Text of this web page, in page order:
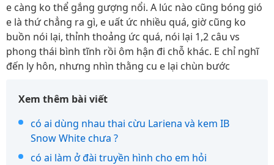
e càng ko thể gắng gượng nổi. A lúc nào cũng bóng gió
e là thứ chẳng ra gì, e uất ức nhiều quá, giờ cũng ko
buồn nói lại, thỉnh thoảng ức quá, nói lại 1,2 câu vs
phong thái bình tĩnh rồi ôm hận đi chỗ khác. E chỉ nghĩ
đến ly hôn, nhưng nhìn thằng cu e lại chùn bước
Xem thêm bài viết
có ai dùng nhau thai cừu Lariena và kem IB
Snow White chưa ?
có ai làm ở đài truyền hình cho em hỏi